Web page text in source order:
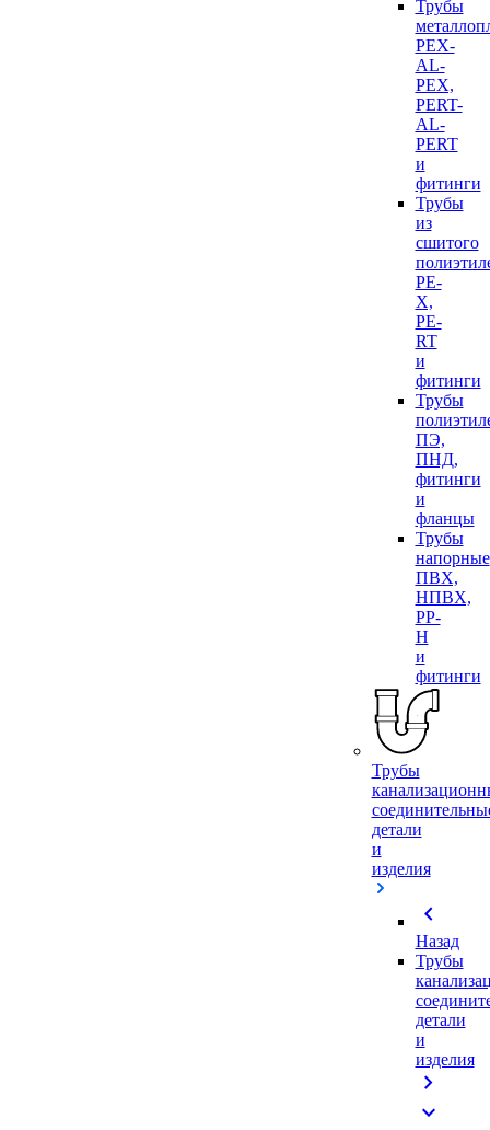
Трубы
PEX-
AL-
PEX,
PERT-
AL-
PERT
и
фитинги
Трубы
из
сшитого
PE-
X,
PE-
RT
и
фитинги
Трубы
ПЭ,
ПНД,
фитинги
и
фланцы
Трубы
напорные
ПВХ,
НПВХ,
PP-
H
и
фитинги
Трубы
детали
и
изделия
chevron_left
Назад
Трубы
детали
и
изделия
chevron_right
expand_more